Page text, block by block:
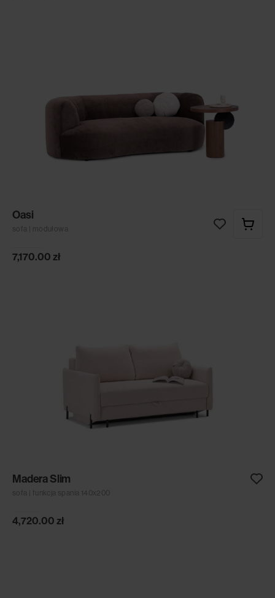
Oasi
sofa | modułowa
7,170.00 zł
Madera Slim
sofa | funkcja spania 140x200
4,720.00 zł